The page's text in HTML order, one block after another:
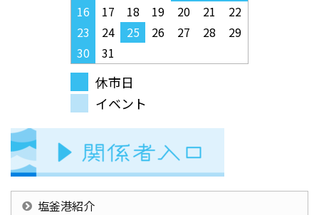
16
17 18 19 20 21
22
23
24 25 26 27 28
29
30
31
休市日
イベント
塩釜港紹介